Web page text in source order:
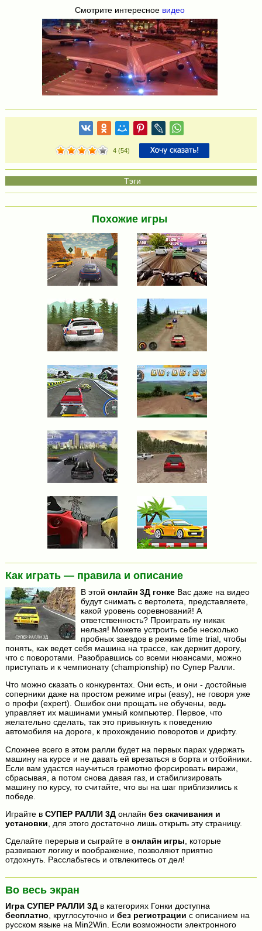
Смотрите интересное видео
4 (54)
Похожие игры
Как играть — правила и описание
В этой онлайн 3Д гонкеВас даже на видео
будут снимать с вертолета, представляете,
какой уровень соревнований! А
ответственность? Проиграть ну никак
нельзя! Можете устроить себе несколько
пробных заездов в режиме time trial, чтобы
понять, как ведет себя машина на трассе, как держит дорогу,
что с поворотами. Разобравшись со всеми нюансами, можно
приступать и к чемпионату (championship) по Супер Ралли.
Что можно сказать о конкурентах. Они есть, и они - достойные
соперники даже на простом режиме игры (easy), не говоря уже
о профи (expert). Ошибок они прощать не обучены, ведь
управляет их машинами умный компьютер. Первое, что
желательно сделать, так это привыкнуть к поведению
автомобиля на дороге, к прохождению поворотов и дрифту.
Сложнее всего в этом ралли будет на первых парах удержать
машину на курсе и не давать ей врезаться в борта и отбойники.
Если вам удастся научиться грамотно форсировать виражи,
сбрасывая, а потом снова давая газ, и стабилизировать
машину по курсу, то считайте, что вы на шаг приблизились к
победе.
Играйте в СУПЕР РАЛЛИ 3Донлайн без скачивания и
установки , для этого достаточно лишь открыть эту страницу.
Сделайте перерыв и сыграйте в онлайн игры, которые
развивают логику и воображение, позволяют приятно
отдохнуть. Расслабьтесь и отвлекитесь от дел!
Во весь экран
Игра СУПЕР РАЛЛИ 3Дв категориях Гонки доступна
бесплатно, круглосуточно и без регистрации с описанием на
русском языке на Min2Win. Если возможности электронного